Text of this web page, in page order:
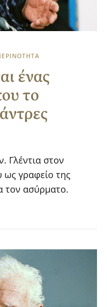
ένας
το
Γλέντια στον
ως γραφείο της
τον ασύρματο.